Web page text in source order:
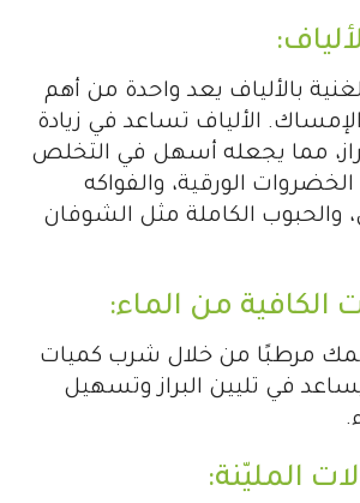
بالألياف يعد واحدة من أهم
الألياف تساعد في زيادة
مما يجعله أسهل في التخلص
الورقية، والفواكه
والحبوب الكاملة مثل الشوفان
الكافية من الماء:
مرطبًا من خلال شرب كميات
في تليين البراز وتسهيل
المليّنة: